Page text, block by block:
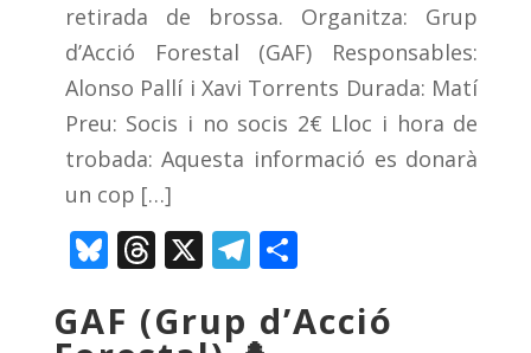
retirada de brossa. Organitza: Grup
d’Acció Forestal (GAF) Responsables:
Alonso Pallí i Xavi Torrents Durada: Matí
Preu: Socis i no socis 2€ Lloc i hora de
trobada: Aquesta informació es donarà
un cop […]
Bluesky
Threads
X Telegram
Comparteix
GAF (Grup d’Acció